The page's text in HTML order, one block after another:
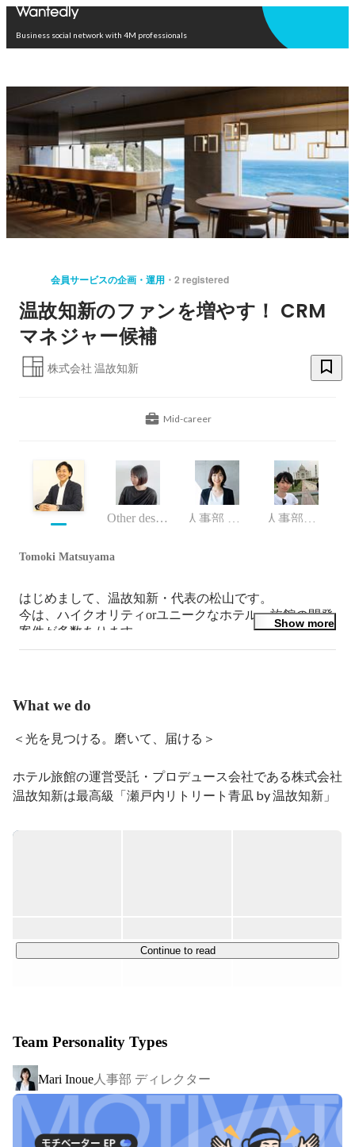
Business social network with 4M professionals
会員サービスの企画・運用 2 registered
温故知新のファンを増やす！ CRM
マネジャー候補
株式会社 温故知新
Mid-career
Other designer 人事部 ディレクター 人事部 人事企画グループ
Tomoki Matsuyama
はじめまして、温故知新・代表の松山です。
今は、ハイクオリティorユニークなホテル・旅館の開発
案件が多数あります。
私たちは、ホテル・旅館業界のフェラーリを目指してい
と出会えることを楽しみにしております！
Show more
What we do
＜光を見つける。磨いて、届ける＞
ホテル旅館の運営受託・プロデュース会社である株式会社
温故知新は最高級「瀬戸内リトリート青凪 by 温故知新」
◎世界経済の成長によるインバウンド需要の増加。特にア
【現在手がけている施設の一部】
◎「瀬戸内リトリート青凪 by 温故知新」愛媛県松山市。
わずか7室のスモールラグジュアリーホテルです。安藤忠
雄設計。弊社第一号の直営施設。2016年上半期中四国エ
リア一休ランキング1位。ミシュランガイド2018で最高評
価である5レッドパビリオン獲得。
Continue to read
Team Personality Types
Mari Inoue 人事部 ディレクター